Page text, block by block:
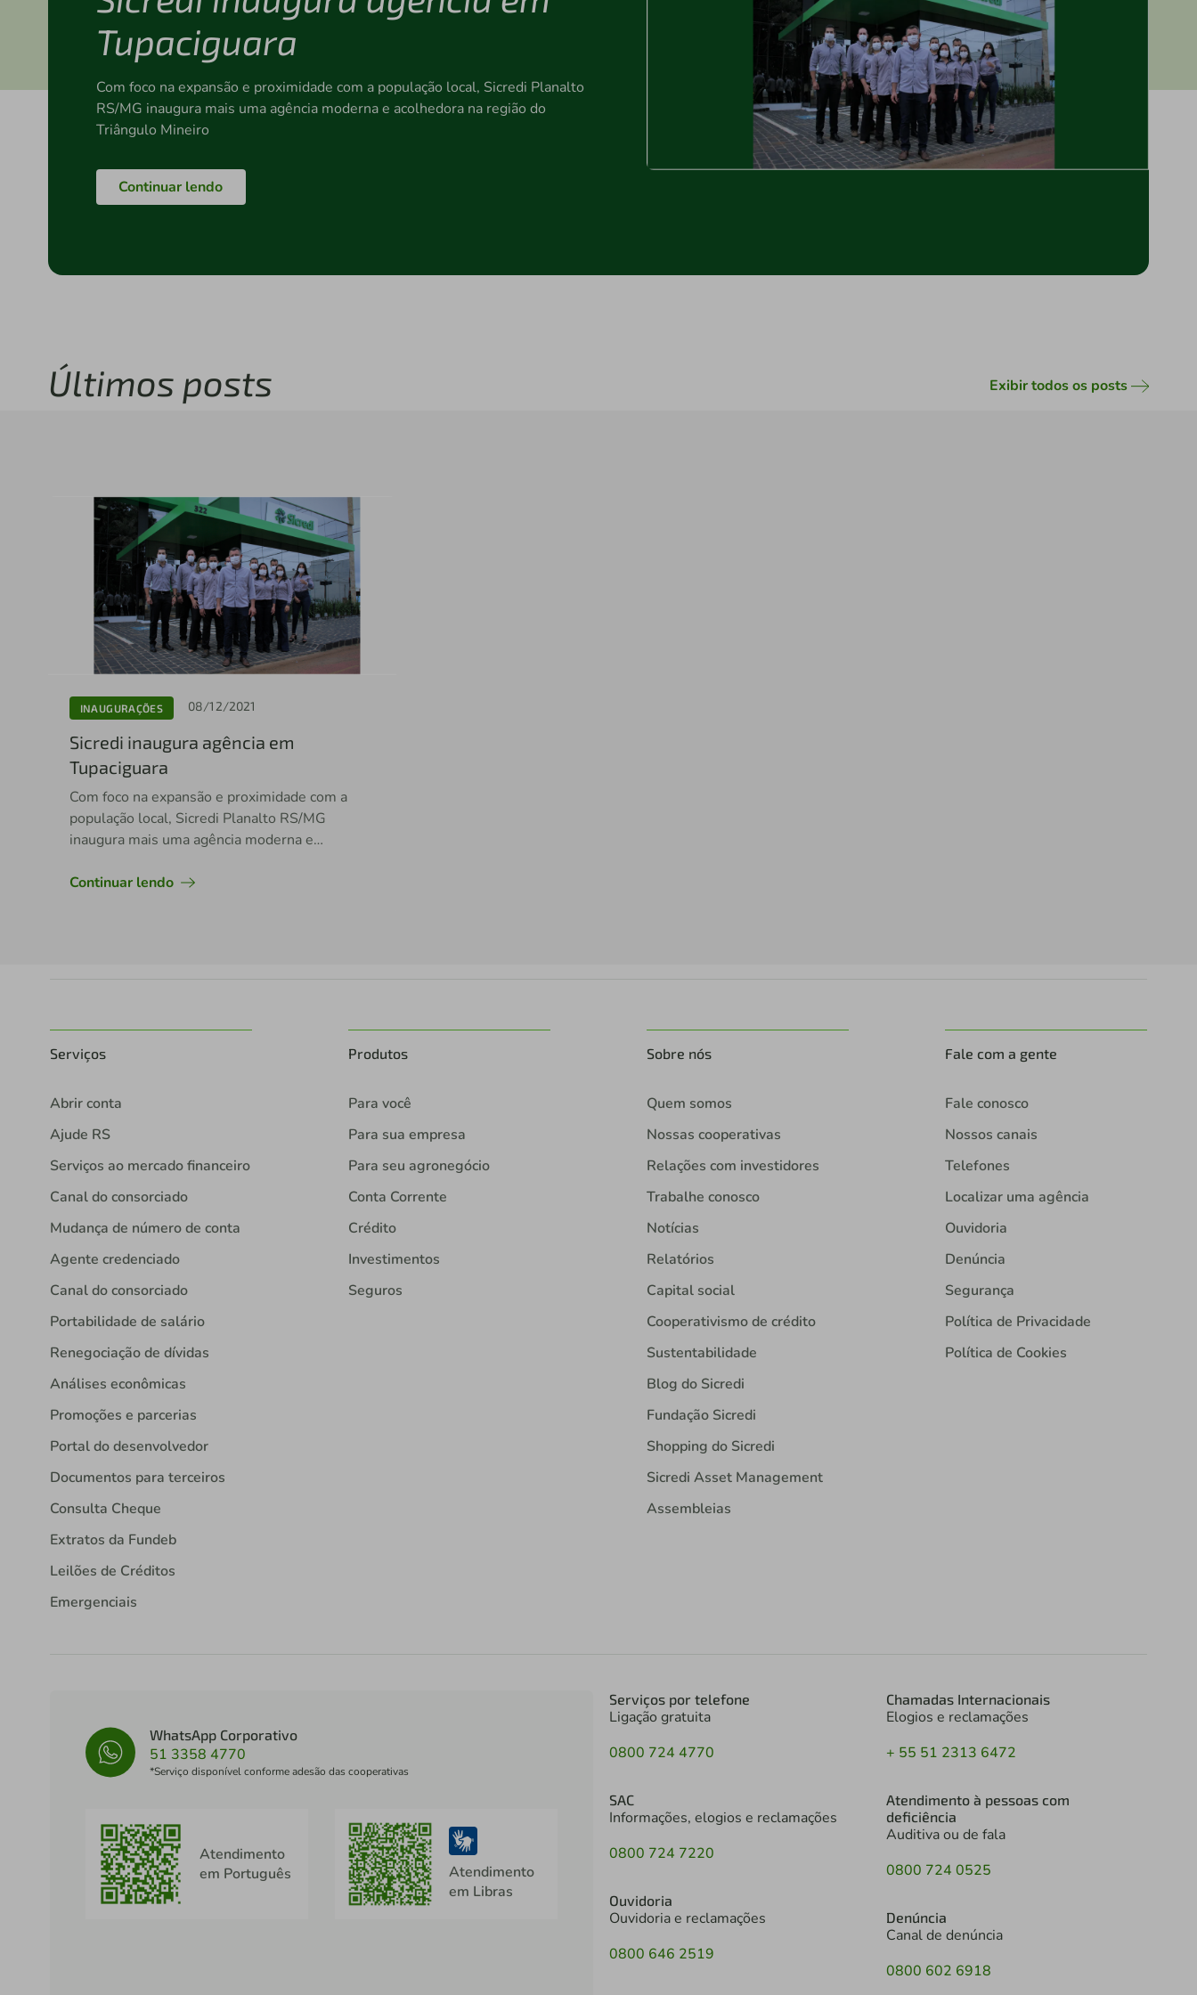
Tupaciguara
Com foco na expansão e proximidade com a população local, Sicredi Planalto
RS/MG inaugura mais uma agência moderna e acolhedora na região do
Triângulo Mineiro
Continuar lendo
Últimos posts Exibir todos os posts
INAUGURAÇÕES 08/12/2021
Sicredi inaugura agência em
Tupaciguara
Com foco na expansão e proximidade com a
população local, Sicredi Planalto RS/MG
inaugura mais uma agência moderna e
Continuar lendo
Serviços
Abrir conta
Ajude RS
Serviços ao mercado financeiro
Canal do consorciado
Mudança de número de conta
Agente credenciado
Canal do consorciado
Portabilidade de salário
Renegociação de dívidas
Análises econômicas
Promoções e parcerias
Portal do desenvolvedor
Documentos para terceiros
Consulta Cheque
Extratos da Fundeb
Leilões de Créditos
Emergenciais
Produtos
Para você
Para sua empresa
Para seu agronegócio
Conta Corrente
Crédito
Investimentos
Seguros
Sobre nós
Quem somos
Nossas cooperativas
Relações com investidores
Trabalhe conosco
Notícias
Relatórios
Capital social
Cooperativismo de crédito
Sustentabilidade
Blog do Sicredi
Fundação Sicredi
Shopping do Sicredi
Sicredi Asset Management
Assembleias
Fale com a gente
Fale conosco
Nossos canais
Telefones
Localizar uma agência
Ouvidoria
Denúncia
Segurança
Política de Privacidade
Política de Cookies
WhatsApp Corporativo
51 3358 4770
*Serviço disponível conforme adesão das cooperativas
Atendimento
em Português
Atendimento
em Libras
Serviços por telefone
Ligação gratuita
0800 724 4770
SAC
Informações, elogios e reclamações
0800 724 7220
Ouvidoria
Ouvidoria e reclamações
0800 646 2519
Chamadas Internacionais
Elogios e reclamações
+ 55 51 2313 6472
Atendimento à pessoas com
deficiência
Auditiva ou de fala
0800 724 0525
Denúncia
Canal de denúncia
0800 602 6918